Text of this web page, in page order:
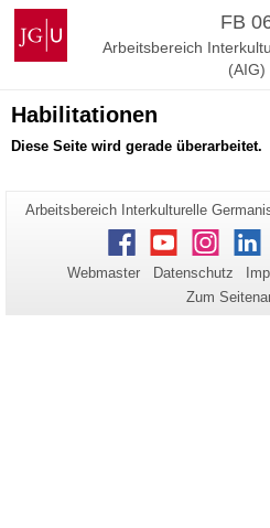
Zum
Inhalt
springen
Johannes
Gutenberg-
Universität
FB
Arbeitsbereich
(AIG)
Habilitationen
Diese Seite wird gerade überarbeitet.
zu
Seiten-
Arbeitsbereich Interkulturelle
Facebook
Youtube
Webmaster Datenschutz
Zum